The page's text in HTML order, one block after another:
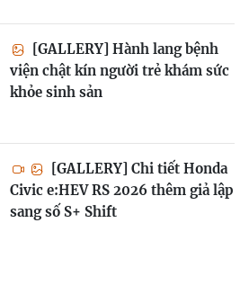
[GALLERY] Hành lang bệnh
viện chật kín người trẻ khám sức
khỏe sinh sản
[GALLERY] Chi tiết Honda
Civic e:HEV RS 2026 thêm giả lập
sang số S+ Shift